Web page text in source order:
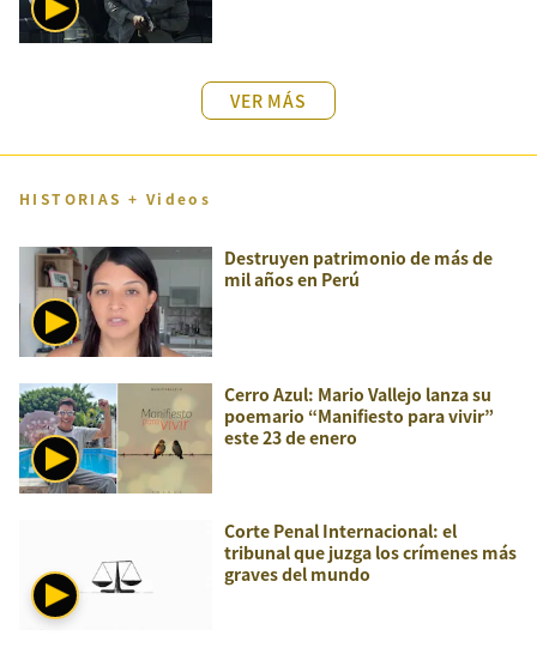
VER MÁS
HISTORIAS + Videos
Destruyen patrimonio de más de
mil años en Perú
Cerro Azul: Mario Vallejo lanza su
poemario “Manifiesto para vivir”
este 23 de enero
Corte Penal Internacional: el
tribunal que juzga los crímenes más
graves del mundo